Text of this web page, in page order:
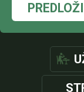
PREDLOŽI